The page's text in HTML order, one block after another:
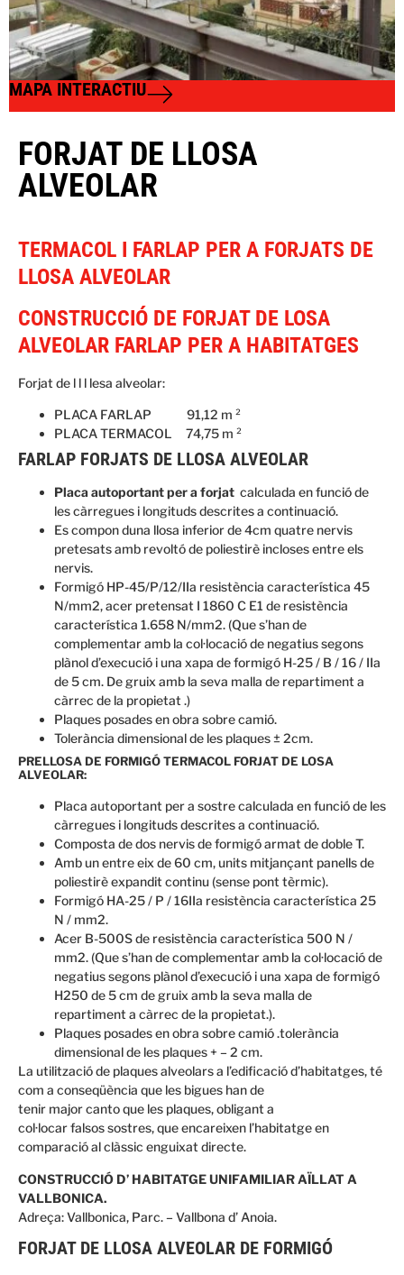
MAPA INTERACTIU
FORJAT DE LLOSA
ALVEOLAR
TERMACOL I FARLAP PER A FORJATS DE
LLOSA ALVEOLAR
CONSTRUCCIÓ DE FORJAT DE LOSA
ALVEOLAR FARLAP PER A HABITATGES
Forjat de l l l lesa alveolar:
PLACA FARLAP 91,12 m ²
PLACA TERMACOL 74,75 m ²
FARLAP FORJATS DE LLOSA ALVEOLAR
Placa autoportant per a forjat calculada en funció de
les càrregues i longituds descrites a continuació.
Es compon duna llosa inferior de 4cm quatre nervis
pretesats amb revoltó de poliestirè incloses entre els
nervis.
Formigó HP-45/P/12/IIa resistència característica 45
N/mm2, acer pretensat I 1860 C E1 de resistència
característica 1.658 N/mm2. (Que s’han de
complementar amb la col·locació de negatius segons
plànol d’execució i una xapa de formigó H-25 / B / 16 / IIa
de 5 cm. De gruix amb la seva malla de repartiment a
càrrec de la propietat .)
Plaques posades en obra sobre camió.
Tolerància dimensional de les plaques ± 2cm.
PRELLOSA DE FORMIGÓ TERMACOL FORJAT DE LOSA
ALVEOLAR:
Placa autoportant per a sostre calculada en funció de les
càrregues i longituds descrites a continuació.
Composta de dos nervis de formigó armat de doble T.
Amb un entre eix de 60 cm, units mitjançant panells de
poliestirè expandit continu (sense pont tèrmic).
Formigó HA-25 / P / 16IIa resistència característica 25
N / mm2.
Acer B-500S de resistència característica 500 N /
mm2. (Que s’han de complementar amb la col·locació de
negatius segons plànol d’execució i una xapa de formigó
H250 de 5 cm de gruix amb la seva malla de
repartiment a càrrec de la propietat.).
Plaques posades en obra sobre camió .tolerància
dimensional de les plaques + – 2 cm.
La utilitzacióde plaquesalveolarsa l’edificaciód’habitatges,té
com a conseqüència que les bigues han de
tenir majorcantoque les plaques,obligant a
col·locarfalsossostres, que encareixen l’habitatgeen
comparacióal clàssic enguixat directe.
CONSTRUCCIÓ D’ HABITATGE UNIFAMILIAR AÏLLAT A
VALLBONICA.
Adreça: Vallbonica, Parc. – Vallbona d’ Anoia.
FORJAT DE LLOSA ALVEOLAR DE FORMIGÓ